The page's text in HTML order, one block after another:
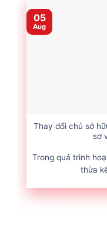
Thay đổi chủ sở
sơ
Trong quá trình
thừa
05
Aug